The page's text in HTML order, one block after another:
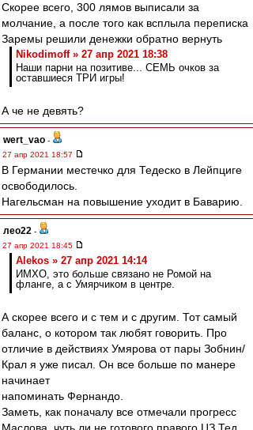
Скорее всего, 300 лямов выписали за
молчание, а после того как всплыла переписка
Заремы решили денежки обратно вернуть
Nikodimoff » 27 апр 2021 18:38
Наши парни на позитиве... СЕМЬ очков за
оставшиеся ТРИ игры!
А че не девять?
wert_vao -
27 апр 2021 18:57
В Германии местечко для Тедеско в Лейпциге
освободилось.
Нагельсман на повышение уходит в Баварию.
лео22 -
27 апр 2021 18:45
Alekos » 27 апр 2021 14:14
ИМХО, это больше связано не Ромой на
фланге, а с Умярчиком в центре.
А скорее всего и с тем и с другим. Тот самый
баланс, о котором так любят говорить. Про
отличие в действиях Умярова от пары Зобнин/
Крал я уже писал. Он все больше по манере
начинает
напоминать Фернандо.
Заметь, как поначалу все отмечали прогресс